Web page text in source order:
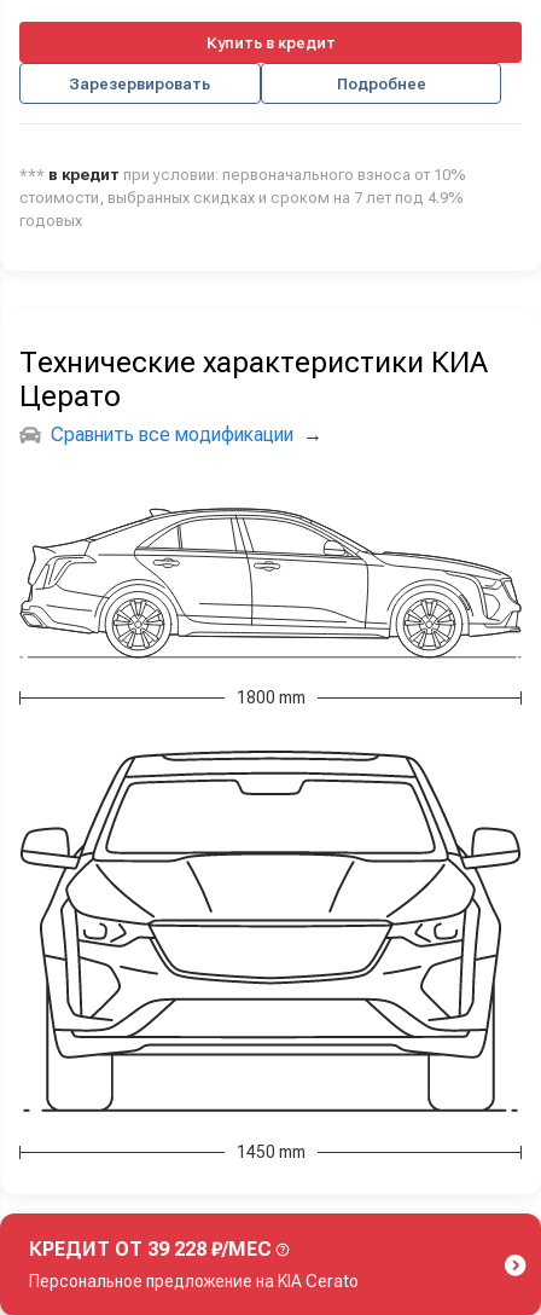
Купить в кредит
Зарезервировать Подробнее
*** в кредит при условии: первоначального взноса от 10%
стоимости, выбранных скидках и сроком на 7 лет под 4.9%
годовых
Технические характеристики КИА
Церато
Сравнить все модификации →
1800 mm
1450 mm
КРЕДИТ ОТ 39 228 ₽/МЕС
Персональное предложение на KIA Cerato